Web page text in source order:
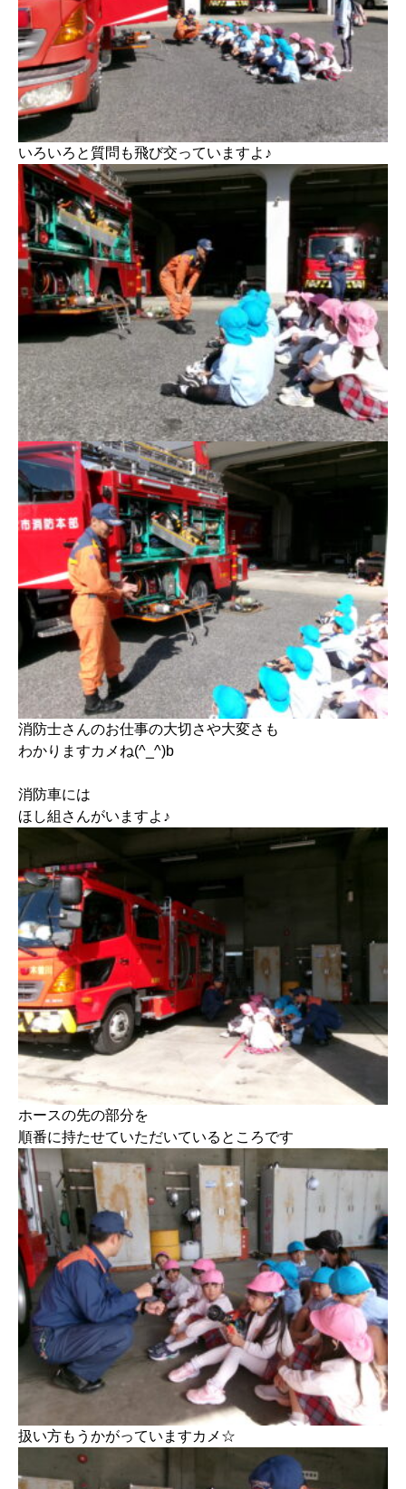
いろいろと質問も飛び交っていますよ♪
消防士さんのお仕事の大切さや大変さも
わかりますカメね(^_^)b
消防車には
ほし組さんがいますよ♪
ホースの先の部分を
順番に持たせていただいているところです
扱い方もうかがっていますカメ☆